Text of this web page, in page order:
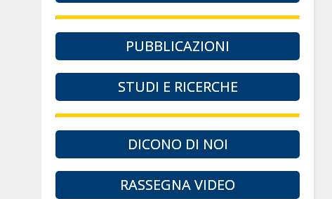
PUBBLICAZIONI
STUDI E RICERCHE
DICONO DI NOI
RASSEGNA VIDEO